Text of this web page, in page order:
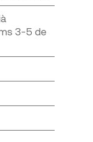
3-5 de